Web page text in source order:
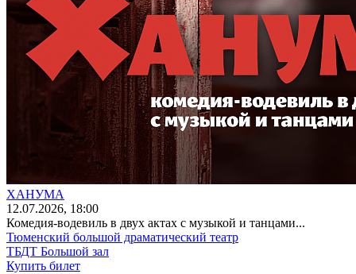
ХАНУМА
12.07.2026, 18:00
Комедия-водевиль в двух актах с музыкой и танцами...
Тюменский большой драматический театр
ТБДТ Большой зал
Купить билет